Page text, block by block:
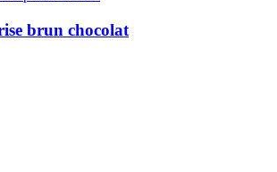
brun chocolat